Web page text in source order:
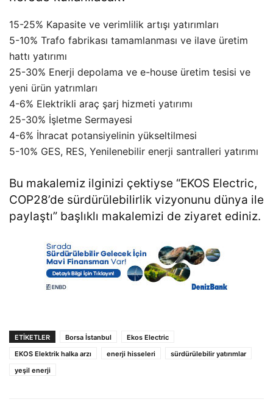
15-25% Kapasite ve verimlilik artışı yatırımları
5-10% Trafo fabrikası tamamlanması ve ilave üretim
hattı yatırımı
25-30% Enerji depolama ve e-house üretim tesisi ve
yeni ürün yatrımları
4-6% Elektrikli araç şarj hizmeti yatırımı
25-30% İşletme Sermayesi
4-6% İhracat potansiyelinin yükseltilmesi
5-10% GES, RES, Yenilenebilir enerji santralleri yatırımı
Bu makalemiz ilginizi çektiyse “EKOS Electric,
COP28’de sürdürülebilirlik vizyonunu dünya ile
paylaştı” başlıklı makalemizi de ziyaret ediniz.
ETIKETLER Borsa İstanbul
Ekos Electric
EKOS Elektrik halka arzı
enerji hisseleri
sürdürülebilir yatırımlar
yeşil enerji